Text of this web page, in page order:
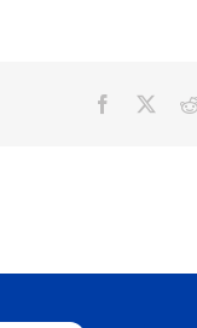
Facebook